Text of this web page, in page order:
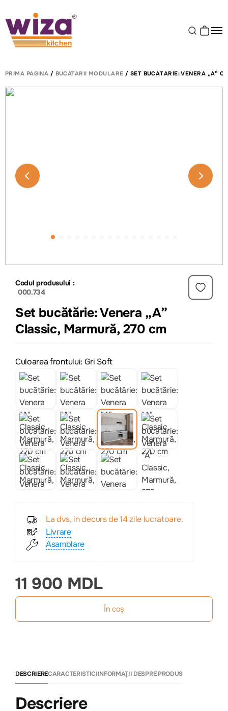
PRIMA PAGINĂ / BUCATARII MODULARE / SET BUCĂTĂRIE: VENERA „A”
Codul produsului :
000.734
Set bucătărie: Venera „A”
Classic, Marmură, 270 cm
Culoarea frontului: Gri Soft
La dvs, in decurs de 14 zile lucratoare.
Livrare
Asamblare
11 900 MDL
În coș
DESCRIERECARACTERISTICIINFORMAȚII DESPRE PRODUS
Descriere